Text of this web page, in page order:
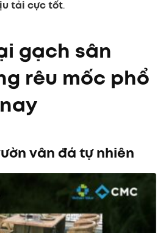
tải cực tốt.
gạch sân
rêu mốc phổ
vân đá tự nhiên